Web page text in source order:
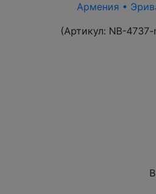
Армения •
(Артикул: NB-4737-